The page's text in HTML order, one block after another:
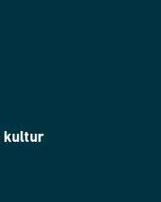
kultur